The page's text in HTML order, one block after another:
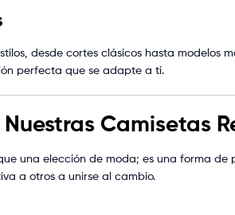
desde cortes clásicos hasta modelos
perfecta que se adapte a ti.
Camisetas
una elección de moda; es una forma
a otros a unirse al cambio.